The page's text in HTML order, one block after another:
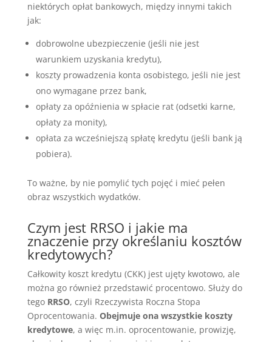
niektórych opłat bankowych, między innymi takich
jak:
dobrowolne ubezpieczenie (jeśli nie jest
warunkiem uzyskania kredytu),
koszty prowadzenia konta osobistego, jeśli nie jest
ono wymagane przez bank,
opłaty za opóźnienia w spłacie rat (odsetki karne,
opłaty za monity),
opłata za wcześniejszą spłatę kredytu (jeśli bank ją
pobiera).
To ważne, by nie pomylić tych pojęć i mieć pełen
obraz wszystkich wydatków.
Czym jest RRSO i jakie ma
znaczenie przy określaniu kosztów
kredytowych?
Całkowity koszt kredytu (CKK) jest ujęty kwotowo, ale
można go również przedstawić procentowo. Służy do
tego RRSO, czyli Rzeczywista Roczna Stopa
Oprocentowania. Obejmuje ona wszystkie koszty
kredytowe, a więc m.in. oprocentowanie, prowizję,